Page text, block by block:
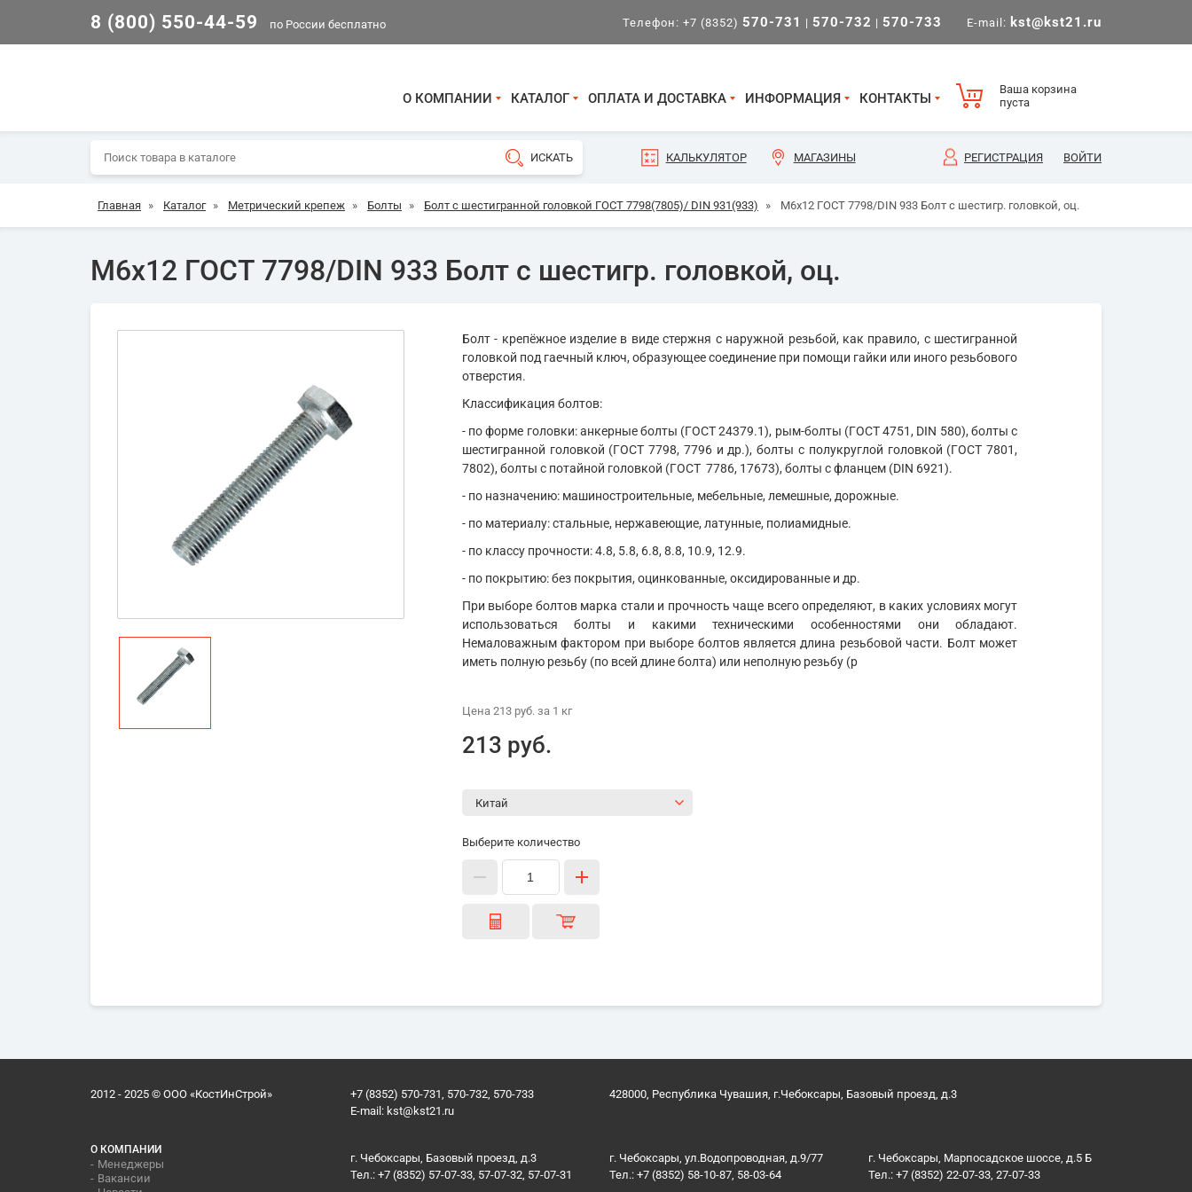
8 (800) 550-44-59 по России бесплатно Телефон: +7 (8352) 570-731 | 570-732 | 570-733 E-mail: kst@kst21.ru
О КОМПАНИИ КАТАЛОГ ОПЛАТА И ДОСТАВКА ИНФОРМАЦИЯ КОНТАКТЫ
Ваша корзина
пуста
КАЛЬКУЛЯТОР МАГАЗИНЫ РЕГИСТРАЦИЯ ВОЙТИ
Главная » Каталог » Метрический крепеж » Болты » Болт с шестигранной головкой ГОСТ 7798(7805)/ DIN 931(933) » М6х12 ГОСТ 7798/DIN 933 Болт с шестигр. головкой, оц.
М6х12 ГОСТ 7798/DIN 933 Болт с шестигр. головкой, оц.
Болт - крепёжное изделие в виде стержня с наружной резьбой, как правило, с шестигранной
головкой под гаечный ключ, образующее соединение при помощи гайки или иного резьбового
отверстия.
Классификация болтов:
- по форме головки: анкерные болты (ГОСТ 24379.1), рым-болты (ГОСТ 4751, DIN 580), болты с
шестигранной головкой (ГОСТ 7798, 7796 и др.), болты с полукруглой головкой (ГОСТ 7801,
7802), болты с потайной головкой (ГОСТ 7786, 17673), болты с фланцем (DIN 6921).
- по назначению: машиностроительные, мебельные, лемешные, дорожные.
- по материалу: стальные, нержавеющие, латунные, полиамидные.
- по классу прочности: 4.8, 5.8, 6.8, 8.8, 10.9, 12.9.
- по покрытию: без покрытия, оцинкованные, оксидированные и др.
При выборе болтов марка стали и прочность чаще всего определяют, в каких условиях могут
использоваться болты и какими техническими особенностями они обладают.
Немаловажным фактором при выборе болтов является длина резьбовой части. Болт может
иметь полную резьбу (по всей длине болта) или неполную резьбу (р
Цена 213 руб.за 1 кг
213 руб.
Выберите количество
2012 - 2025 © ООО «КостИнСтрой»
+7 (8352) 570-731, 570-732, 570-733
E-mail: kst@kst21.ru
428000, Республика Чувашия, г.Чебоксары, Базовый проезд, д.3
О КОМПАНИИ
Менеджеры
Вакансии
г. Чебоксары, Базовый проезд, д.3
Тел.: +7 (8352) 57-07-33, 57-07-32, 57-07-31
г. Чебоксары, ул.Водопроводная, д.9/77
Тел.: +7 (8352) 58-10-87, 58-03-64
г. Чебоксары, Марпосадское шоссе, д.5 Б
Тел.: +7 (8352) 22-07-33, 27-07-33